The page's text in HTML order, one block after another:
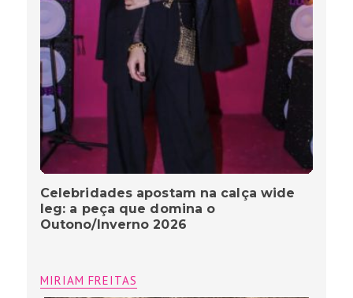
Celebridades apostam na calça wide
leg: a peça que domina o
Outono/Inverno 2026
MIRIAM FREITAS